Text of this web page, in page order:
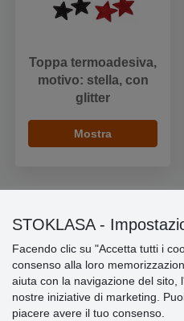
Toppa termoadesiva,
motivo: stella, con
glitter
Mostra
» Impostazioni dei cookie
» Termini & Condizioni
» Informativa sulla Privacy
» Consegna e pagamento
STOKLASA -
Facendo clic su "Accetta tutti i
consenso alla loro
aiuta con la navigazione del sito,
nostre iniziative di marketing.
piacere avere il tuo consenso.